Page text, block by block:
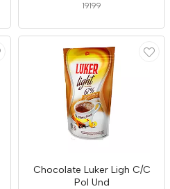
19199
Chocolate Luker Ligh C/C
Pol Und